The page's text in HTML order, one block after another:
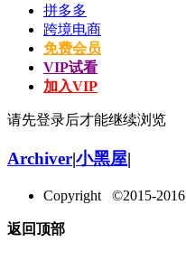
拼多多
跨境电商
免费会员
VIP试看
加入VIP
请先登录后才能继续浏览
Archiver|小黑屋|
Copyright ©2015-2016
返回顶部